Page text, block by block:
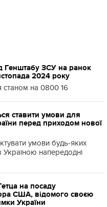
Генштабу ЗСУ на ранок
2024 року
станом на 0800 16
ставити умови для
перед приходом нової
умови будь-яких
Україною напередодні
на посаду
США, відомого своєю
України